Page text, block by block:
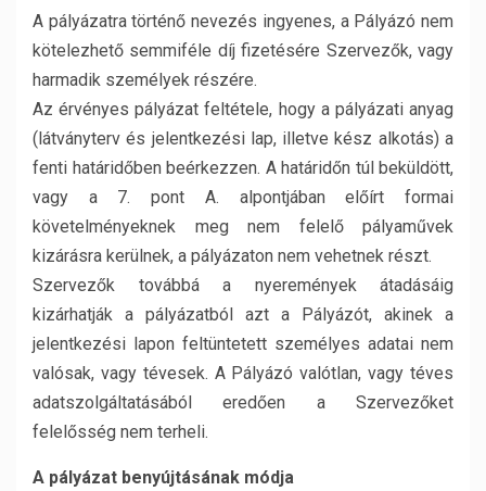
A pályázatra történő nevezés ingyenes, a Pályázó nem
kötelezhető semmiféle díj fizetésére Szervezők, vagy
harmadik személyek részére.
Az érvényes pályázat feltétele, hogy a pályázati anyag
(látványterv és jelentkezési lap, illetve kész alkotás) a
fenti határidőben beérkezzen. A határidőn túl beküldött,
vagy a 7. pont A. alpontjában előírt formai
követelményeknek meg nem felelő pályaművek
kizárásra kerülnek, a pályázaton nem vehetnek részt.
Szervezők továbbá a nyeremények átadásáig
kizárhatják a pályázatból azt a Pályázót, akinek a
jelentkezési lapon feltüntetett személyes adatai nem
valósak, vagy tévesek. A Pályázó valótlan, vagy téves
adatszolgáltatásából eredően a Szervezőket
felelősség nem terheli.
A pályázat benyújtásának módja